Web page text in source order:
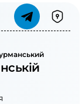
Район